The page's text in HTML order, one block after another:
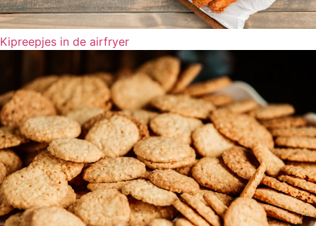
Kipreepjes in de airfryer